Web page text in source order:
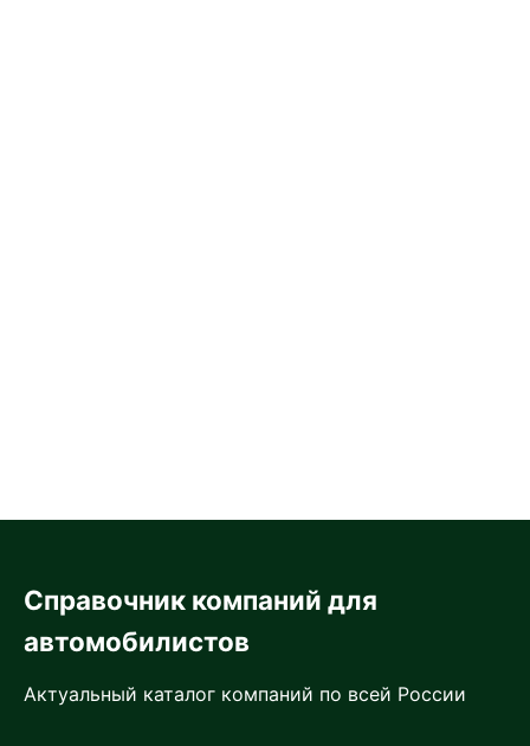
Справочник компаний для
автомобилистов
Актуальный каталог компаний по всей России